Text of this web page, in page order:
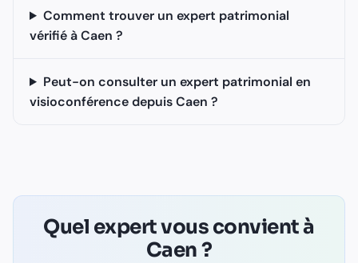
Comment trouver un expert patrimonial
vérifié à Caen ?
Peut-on consulter un expert patrimonial en
visioconférence depuis Caen ?
Quel expert vous convient à
Caen?